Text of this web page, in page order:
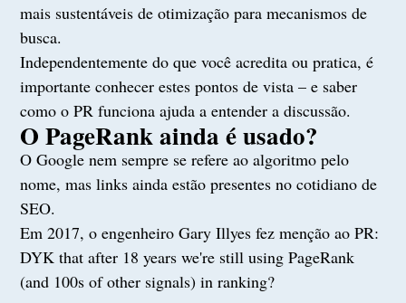
mais sustentáveis de otimização para mecanismos de
busca.
Independentemente do que você acredita ou pratica, é
importante conhecer estes pontos de vista – e saber
como o PR funciona ajuda a entender a discussão.
O PageRank ainda é usado?
O Google nem sempre se refere ao algoritmo pelo
nome, mas links ainda estão presentes no cotidiano de
SEO.
Em 2017, o engenheiro Gary Illyes fez menção ao PR:
DYK that after 18 years we're still using PageRank
(and 100s of other signals) in ranking?